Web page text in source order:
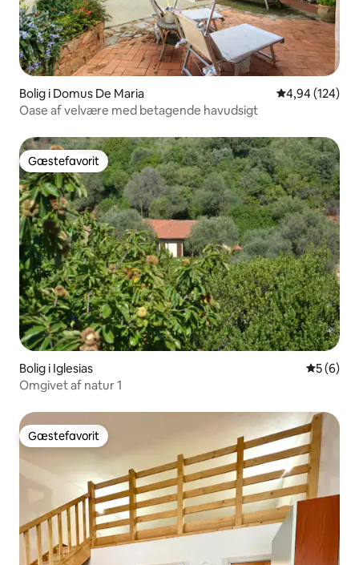
Bolig i Domus De Maria 4,94 ud af 5 i
4,94 (124)
Oase af velvære med betagende havudsigt
Gæstefavorit
Gæstefavorit
Bolig i Iglesias 5 ud af 5
5 (6)
Omgivet af natur 1
Gæstefavorit
Gæstefavorit